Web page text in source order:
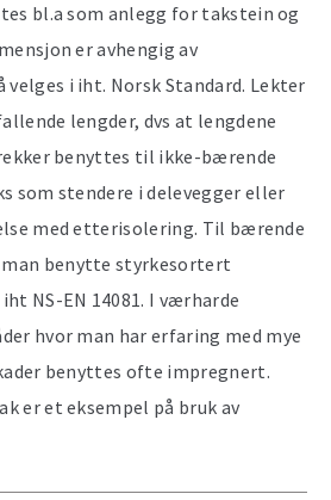
bl.a som anlegg for takstein og
er avhengig av
velges i iht. Norsk Standard. Lekter
lengder, dvs at lengdene
benyttes til ikke-bærende
som stendere i delevegger eller
med etterisolering. Til bærende
benytte styrkesortert
NS-EN 14081. I værharde
hvor man har erfaring med mye
benyttes ofte impregnert.
er et eksempel på bruk av